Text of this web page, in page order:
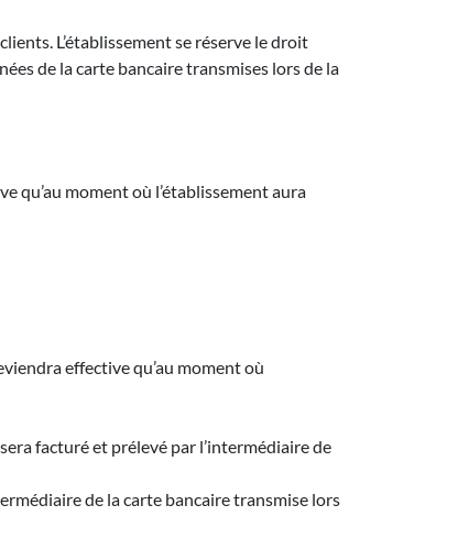
L’établissement se réserve le droit
de la carte bancaire transmises lors de la
qu’au moment où l’établissement aura
effective qu’au moment où
facturé et prélevé par l’intermédiaire de
de la carte bancaire transmise lors